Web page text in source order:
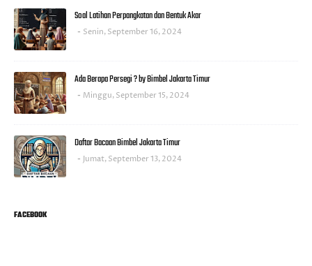
Soal Latihan Perpangkatan dan Bentuk Akar
Senin, September 16, 2024
Ada Berapa Persegi ? by Bimbel Jakarta Timur
Minggu, September 15, 2024
Daftar Bacaan Bimbel Jakarta Timur
Jumat, September 13, 2024
FACEBOOK